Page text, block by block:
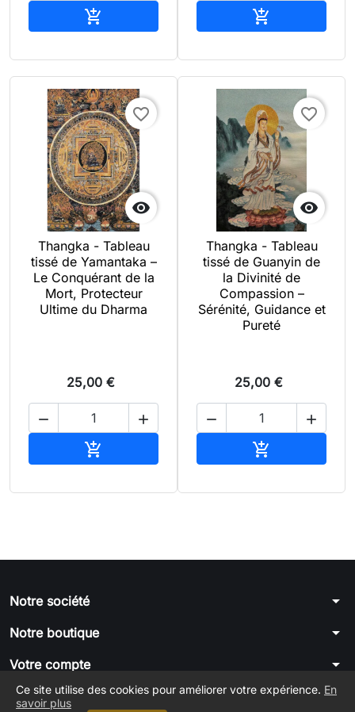
Ce site utilise des cookies pour améliorer votre expérience. En
savoir plus
 

favorite_border
Thangka - Tableau
tissé de Yamantaka –
Le Conquérant de la
Mort, Protecteur
Ultime du Dharma
25,00 €
 


favorite_border
Thangka - Tableau
tissé de Guanyin de
la Divinité de
Compassion –
Sérénité, Guidance et
Pureté
25,00 €
 

Notre société arrow_drop_down
Notre boutique arrow_drop_down
Votre compte arrow_drop_down
Informations arrow_drop_down